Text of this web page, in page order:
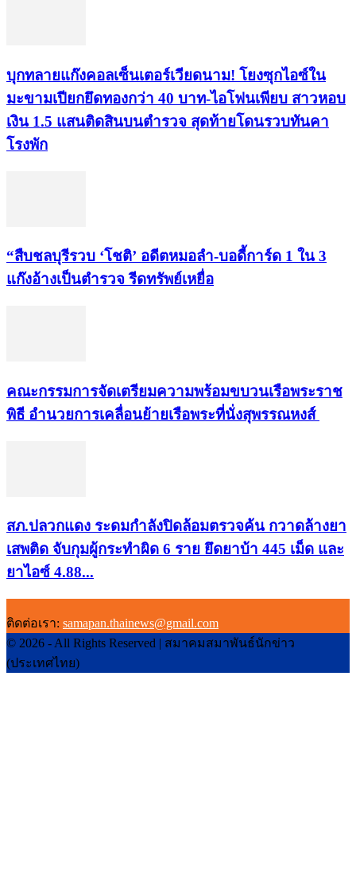
บุกทลายแก๊งคอลเซ็นเตอร์เวียดนาม! โยงซุกไอซ์ใน
มะขามเปียกยึดทองกว่า 40 บาท-ไอโฟนเพียบ สาวหอบ
เงิน 1.5 แสนติดสินบนตำรวจ สุดท้ายโดนรวบทันคา
โรงพัก
“สืบชลบุรีรวบ ‘โชติ’ อดีตหมอลำ-บอดี้การ์ด 1 ใน 3
แก๊งอ้างเป็นตำรวจ รีดทรัพย์เหยื่อ
คณะกรรมการจัดเตรียมความพร้อมขบวนเรือพระราช
พิธี อำนวยการเคลื่อนย้ายเรือพระที่นั่งสุพรรณหงส์
สภ.ปลวกแดง ระดมกำลังปิดล้อมตรวจค้น กวาดล้างยา
เสพติด จับกุมผู้กระทำผิด 6 ราย ยึดยาบ้า 445 เม็ด และ
ยาไอซ์ 4.88...
ติดต่อเรา: samapan.thainews@gmail.com
© 2026 - All Rights Reserved | สมาคมสมาพันธ์นักข่าว
(ประเทศไทย)